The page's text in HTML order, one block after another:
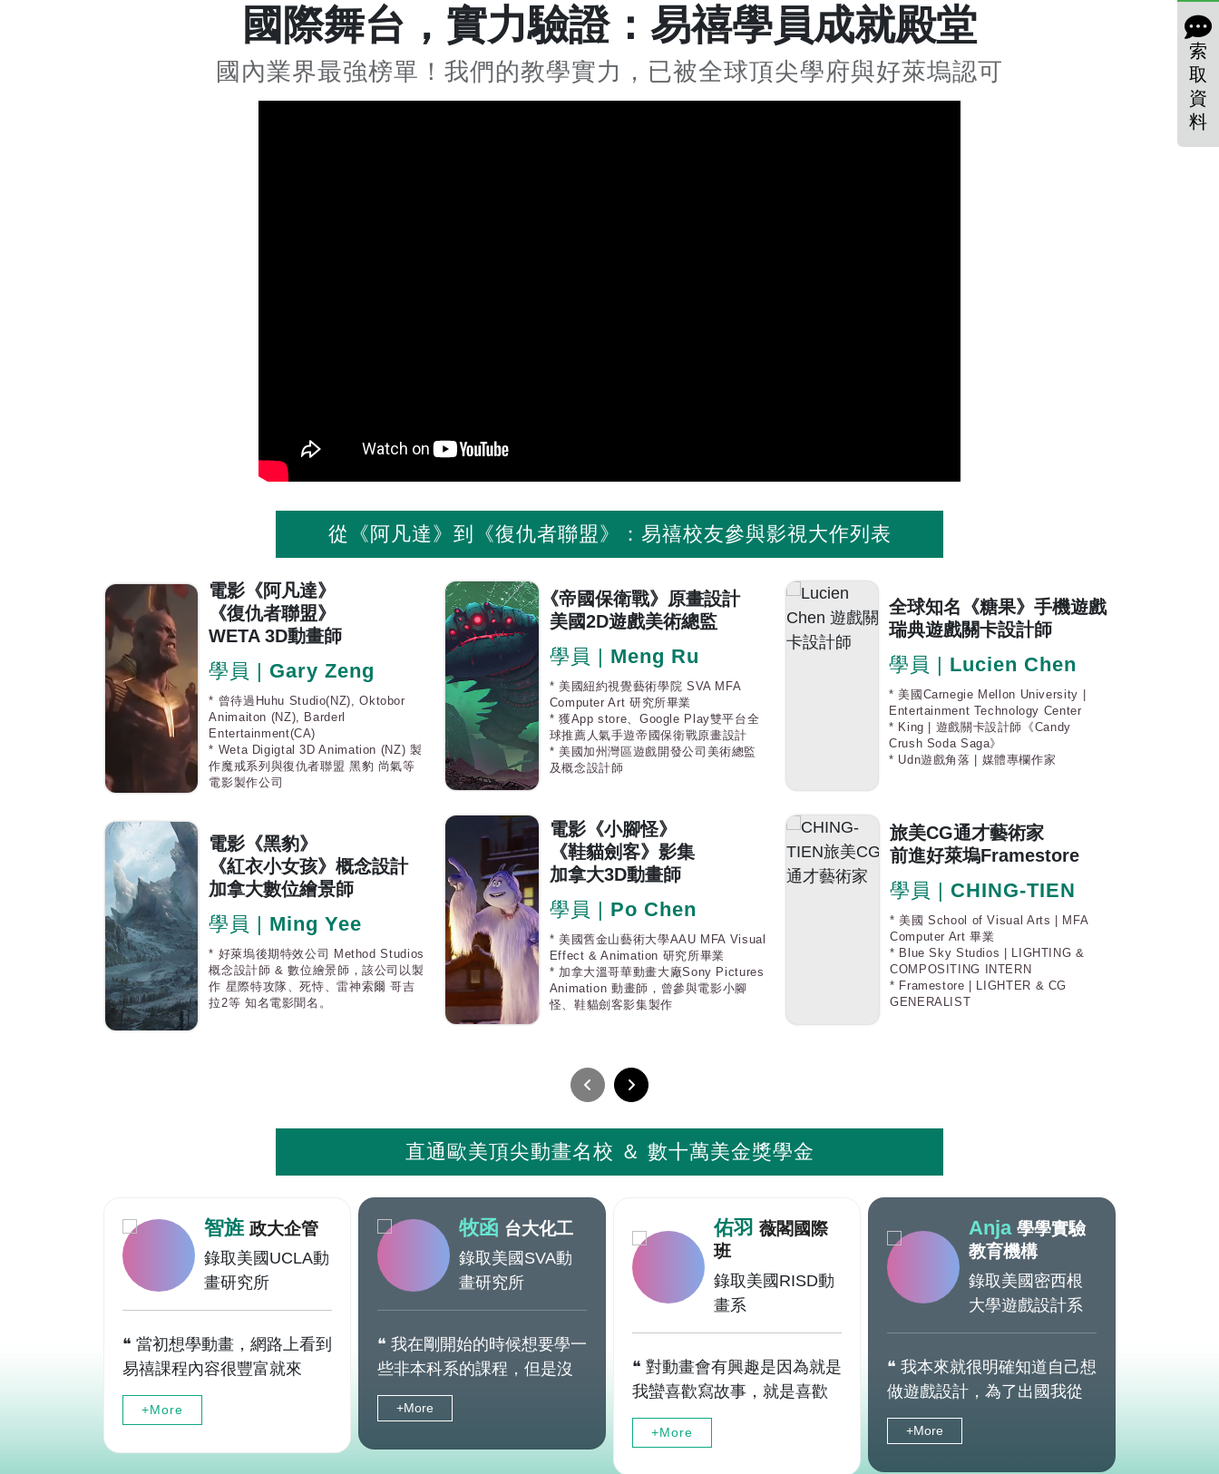
索
取
資
料
國際舞台，實力驗證： 易禧學員成就殿堂
國內業界最強榜單！我們的教學實力， 已被全球頂尖學府與好萊塢認可
從《阿凡達》到《復仇者聯盟》： 易禧校友參與影視大作列表
電影《阿凡達》
《復仇者聯盟》
WETA 3D動畫師
學員 | Gary Zeng
* 曾待過Huhu Studio(NZ), Oktobor
Animaiton (NZ), Barderl
Entertainment(CA)
* Weta Digigtal 3D Animation (NZ) 製
作魔戒系列與復仇者聯盟 黑豹 尚氣等
電影製作公司
電影《黑豹》
《紅衣小女孩》概念設計
加拿大數位繪景師
學員 | Ming Yee
* 好萊塢後期特效公司 Method Studios
概念設計師 & 數位繪景師，該公司以製
作 星際特攻隊、死恃、雷神索爾 哥吉
拉2等 知名電影聞名。
《帝國保衛戰》原畫設計
美國2D遊戲美術總監
學員 | Meng Ru
* 美國紐約視覺藝術學院 SVA MFA
Computer Art 研究所畢業
* 獲App store、Google Play雙平台全
球推薦人氣手遊帝國保衛戰原畫設計
* 美國加州灣區遊戲開發公司美術總監
及概念設計師
電影《小腳怪》
《鞋貓劍客》影集
加拿大3D動畫師
學員 | Po Chen
* 美國舊金山藝術大學AAU MFA Visual
Effect & Animation 研究所畢業
* 加拿大溫哥華動畫大廠Sony Pictures
Animation 動畫師，曾參與電影小腳
怪、鞋貓劍客影集製作
全球知名《糖果》手機遊戲
瑞典遊戲關卡設計師
學員 | Lucien Chen
* 美國Carnegie Mellon University |
Entertainment Technology Center
* King | 遊戲關卡設計師《Candy
Crush Soda Saga》
* Udn遊戲角落 | 媒體專欄作家
旅美CG通才藝術家
前進好萊塢Framestore
學員 | CHING-TIEN
* 美國 School of Visual Arts | MFA
Computer Art 畢業
* Blue Sky Studios | LIGHTING &
COMPOSITING INTERN
* Framestore | LIGHTER & CG
GENERALIST
直通歐美頂尖動畫名校 ＆ 數十萬美金獎學金
智旌 政大企管
錄取美國UCLA動
畫研究所
❝ 當初想學動畫，網路上看到
易禧課程內容很豐富就來
了，最⼤的幫助應該是開啟
了我對動畫這個領域不同⾯
+More
牧函 台大化工
錄取美國SVA動
畫研究所
❝ 我在剛開始的時候想要學一
些非本科系的課程，但是沒
有甚麼方向也沒有規劃，易
禧可以讓我多方接觸不同的
+More
佑羽 薇閣國際
班
錄取美國RISD動
畫系
❝ 對動畫會有興趣是因為就是
我蠻喜歡寫故事，就是喜歡
一些有劇情的東西，然後喜
歡自己創作一些什麼世界觀
+More
Anja 學學實驗
教育機構
錄取美國密西根
大學遊戲設計系
❝ 我本來就很明確知道自己想
做遊戲設計，為了出國我從
高一就有計畫的在準備，來
易禧上課之後，我才真的發
+More